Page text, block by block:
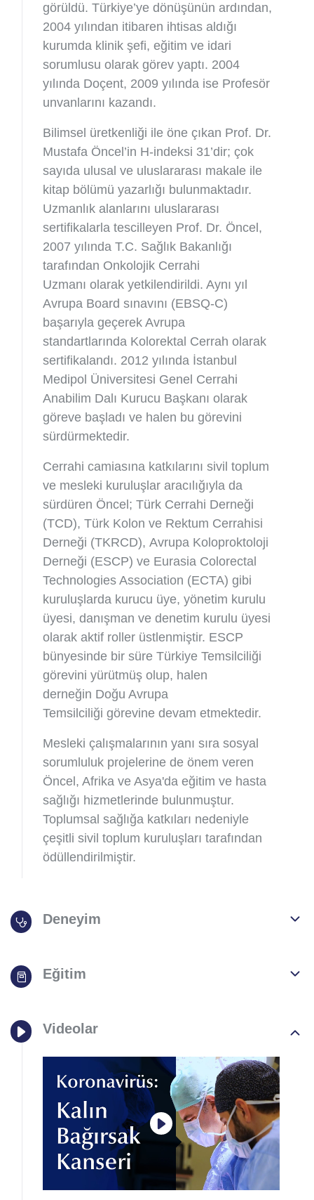
görüldü. Türkiye’ye dönüşünün ardından,
2004 yılından itibaren ihtisas aldığı
kurumda klinik şefi, eğitim ve idari
sorumlusu olarak görev yaptı. 2004
yılında Doçent, 2009 yılında ise Profesör
unvanlarını kazandı.
Bilimsel üretkenliği ile öne çıkan Prof. Dr.
Mustafa Öncel’in H-indeksi 31’dir; çok
sayıda ulusal ve uluslararası makale ile
kitap bölümü yazarlığı bulunmaktadır.
Uzmanlık alanlarını uluslararası
sertifikalarla tescilleyen Prof. Dr. Öncel,
2007 yılında T.C. Sağlık Bakanlığı
tarafından Onkolojik Cerrahi
Uzmanı olarak yetkilendirildi. Aynı yıl
Avrupa Board sınavını (EBSQ-C)
başarıyla geçerek Avrupa
standartlarında Kolorektal Cerrah olarak
sertifikalandı. 2012 yılında İstanbul
Medipol Üniversitesi Genel Cerrahi
Anabilim Dalı Kurucu Başkanı olarak
göreve başladı ve halen bu görevini
sürdürmektedir.
Cerrahi camiasına katkılarını sivil toplum
ve mesleki kuruluşlar aracılığıyla da
sürdüren Öncel; Türk Cerrahi Derneği
(TCD), Türk Kolon ve Rektum Cerrahisi
Derneği (TKRCD), Avrupa Koloproktoloji
Derneği (ESCP) ve Eurasia Colorectal
Technologies Association (ECTA) gibi
kuruluşlarda kurucu üye, yönetim kurulu
üyesi, danışman ve denetim kurulu üyesi
olarak aktif roller üstlenmiştir. ESCP
bünyesinde bir süre Türkiye Temsilciliği
görevini yürütmüş olup, halen
derneğin Doğu Avrupa
Temsilciliği görevine devam etmektedir.
Mesleki çalışmalarının yanı sıra sosyal
sorumluluk projelerine de önem veren
Öncel, Afrika ve Asya'da eğitim ve hasta
sağlığı hizmetlerinde bulunmuştur.
Toplumsal sağlığa katkıları nedeniyle
çeşitli sivil toplum kuruluşları tarafından
ödüllendirilmiştir.
Deneyim
Eğitim
Videolar